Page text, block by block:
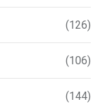
(126)
(106)
(144)